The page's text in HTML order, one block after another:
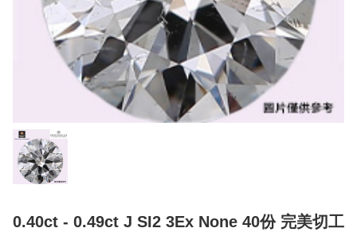
0.40ct - 0.49ct J SI2 3Ex None 40份 完美切工